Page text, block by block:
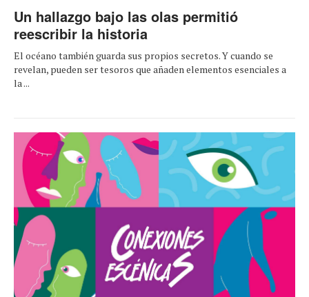
Un hallazgo bajo las olas permitió
reescribir la historia
El océano también guarda sus propios secretos. Y cuando se
revelan, pueden ser tesoros que añaden elementos esenciales a
la ...